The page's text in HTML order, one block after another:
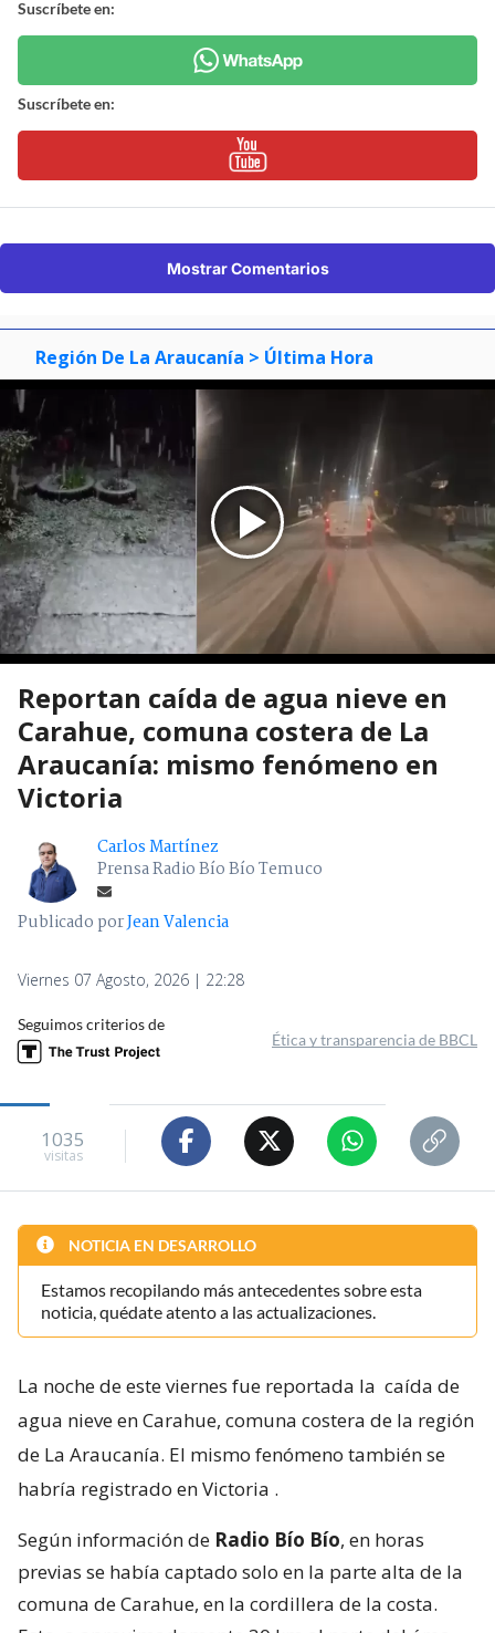
Suscríbete en:
Suscríbete en:
Mostrar Comentarios
Región De La Araucanía > Última Hora
Reportan caída de agua nieve en
Carahue, comuna costera de La
Araucanía: mismo fenómeno en
Victoria
Carlos Martínez
Prensa Radio Bío Bío Temuco
Publicado porJean Valencia
Viernes 07 Agosto, 2026 | 22:28
Seguimos criterios de
Ética y transparencia de BBCL
1035
visitas
NOTICIA EN DESARROLLO
Estamos recopilando más antecedentes sobre esta
noticia, quédate atento a las actualizaciones.
La noche de este viernes fue reportada la caída de
agua nieve en Carahue, comuna costera de la región
de La Araucanía. El mismo fenómeno también se
habría registrado en Victoria .
Según información de Radio Bío Bío, en horas
previas se había captado solo en la parte alta de la
comuna de Carahue, en la cordillera de la costa.